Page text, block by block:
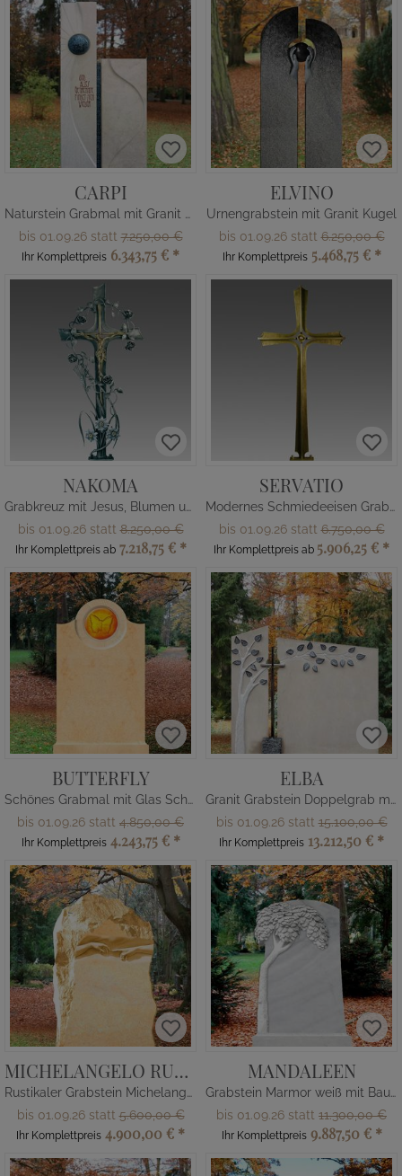
CARPI
Naturstein Grabmal mit Granit Kugel
bis 01.09.26 statt7.250,00 €
Ihr Komplettpreis 6.343,75 € *
ELVINO
Urnengrabstein mit Granit Kugel
bis 01.09.26 statt6.250,00 €
Ihr Komplettpreis 5.468,75 € *
NAKOMA
Grabkreuz mit Jesus, Blumen und Ähre
bis 01.09.26 statt8.250,00 €
Ihr Komplettpreis ab 7.218,75 € *
SERVATIO
Modernes Schmiedeeisen Grabkreuz
bis 01.09.26 statt6.750,00 €
Ihr Komplettpreis ab 5.906,25 € *
BUTTERFLY
Schönes Grabmal mit Glas Schmetterling
bis 01.09.26 statt 4.850,00 €
Ihr Komplettpreis 4.243,75 € *
ELBA
Granit Grabstein Doppelgrab mit Baum
bis 01.09.26 statt15.100,00 €
Ihr Komplettpreis 13.212,50 € *
MICHELANGELO RUSTIKAL
Rustikaler Grabstein Michelangelo
bis 01.09.26 statt5.600,00 €
Ihr Komplettpreis 4.900,00 € *
MANDALEEN
Grabstein Marmor weiß mit Baum Motiv
bis 01.09.26 statt 11.300,00 €
Ihr Komplettpreis 9.887,50 € *